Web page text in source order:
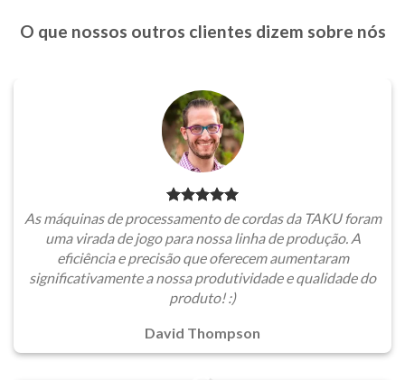
O que nossos outros clientes dizem sobre nós
As máquinas de processamento de cordas da TAKU foram
uma virada de jogo para nossa linha de produção. A
eficiência e precisão que oferecem aumentaram
significativamente a nossa produtividade e qualidade do
produto! :)
David Thompson